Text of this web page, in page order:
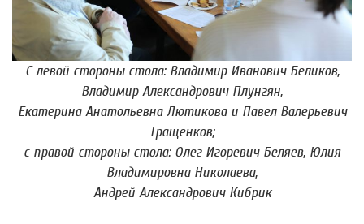
С левой стороны стола: Владимир Иванович Беликов,
Владимир Александрович Плунгян,
Екатерина Анатольевна Лютикова и Павел Валерьевич
Гращенков;
с правой стороны стола: Олег Игоревич Беляев, Юлия
Владимировна Николаева,
Андрей Александрович Кибрик